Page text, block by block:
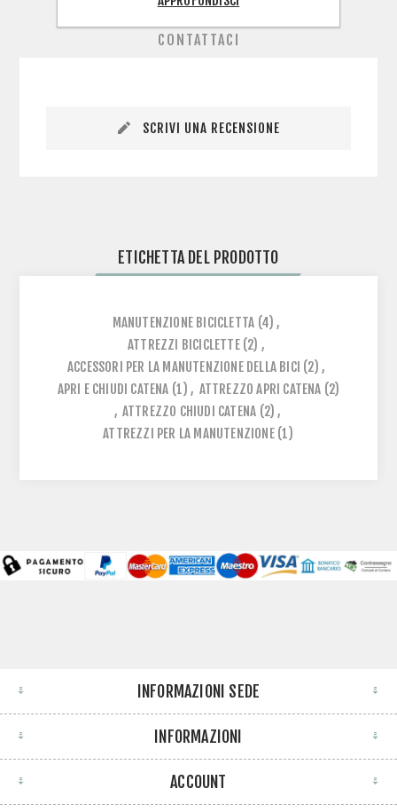
CONTATTACI
SCRIVI UNA RECENSIONE
ETICHETTA DEL PRODOTTO
MANUTENZIONE BICICLETTA (4) ,
ATTREZZI BICICLETTE (2) ,
ACCESSORI PER LA MANUTENZIONE DELLA BICI (2) ,
APRI E CHIUDI CATENA (1) , ATTREZZO APRI CATENA (2)
, ATTREZZO CHIUDI CATENA (2) ,
ATTREZZI PER LA MANUTENZIONE (1)
INFORMAZIONI SEDE
INFORMAZIONI
ACCOUNT